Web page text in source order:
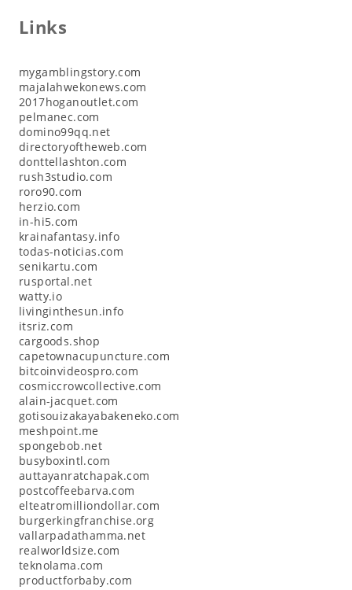
Links
mygamblingstory.com
majalahwekonews.com
2017hoganoutlet.com
pelmanec.com
domino99qq.net
directoryoftheweb.com
donttellashton.com
rush3studio.com
roro90.com
herzio.com
in-hi5.com
krainafantasy.info
todas-noticias.com
senikartu.com
rusportal.net
watty.io
livinginthesun.info
itsriz.com
cargoods.shop
capetownacupuncture.com
bitcoinvideospro.com
cosmiccrowcollective.com
alain-jacquet.com
gotisouizakayabakeneko.com
meshpoint.me
spongebob.net
busyboxintl.com
auttayanratchapak.com
postcoffeebarva.com
elteatromilliondollar.com
burgerkingfranchise.org
vallarpadathamma.net
realworldsize.com
teknolama.com
productforbaby.com